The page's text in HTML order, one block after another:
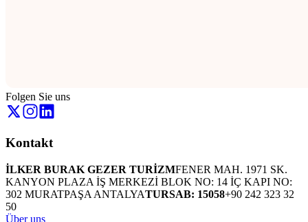
Folgen Sie uns
Kontakt
İLKER BURAK GEZER TURİZMFENER MAH. 1971 SK.
KANYON PLAZA İŞ MERKEZİ BLOK NO: 14 İÇ KAPI NO:
302 MURATPAŞA ANTALYATURSAB: 15058+90 242 323 32
50
Über uns